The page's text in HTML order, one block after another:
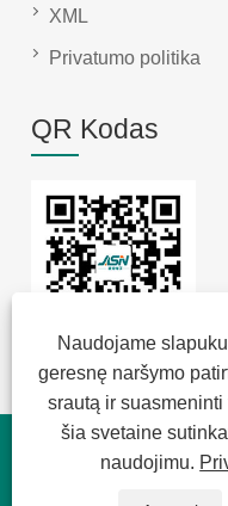
Naudojame
geresnę naršymo
srautą ir
šia svetaine
naudojimu.
XML
Privatumo politika
QR Kodas
Autoriaus teisės © 2022
Ltd – Magnetics
Magnetics – Visos teisės